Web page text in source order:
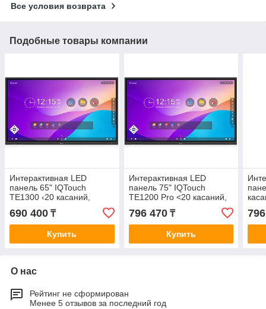
Все условия возврата
Подобные товары компании
Интерактивная LED
панель 65" IQTouch
TE1300 ‹20 касаний,
3840*2160, 4K UHD,
Android 13›
690 400 ₸
Купить
Интерактивная LED
панель 75" IQTouch
TE1200 Pro <20 касаний,
3840*2160, 4K UHD,
Android 12 + камера>
796 470₸
Купить
О нас
Рейтинг не сформирован
Менее 5 отзывов за последний год